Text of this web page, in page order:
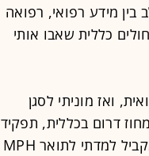
מידע רפואי, רפואה
כללית שאבו אותי
ואז מוניתי לסגן
דרום בכללית, תפקיד
משמעותי מבחינתי כי הרפואה בישראל מתחילה בקהילה. במקביל למדתי לתואר MPH